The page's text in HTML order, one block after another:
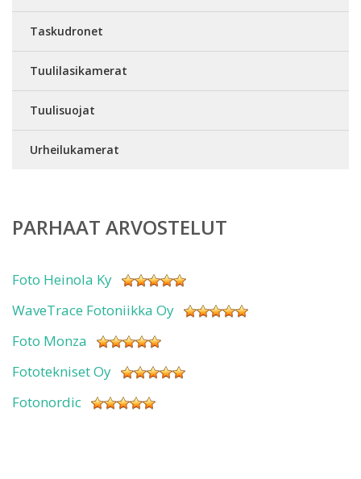
Taskudronet
Tuulilasikamerat
Tuulisuojat
Urheilukamerat
PARHAAT ARVOSTELUT
Foto Heinola Ky
WaveTrace Fotoniikka Oy
Foto Monza
Fototekniset Oy
Fotonordic